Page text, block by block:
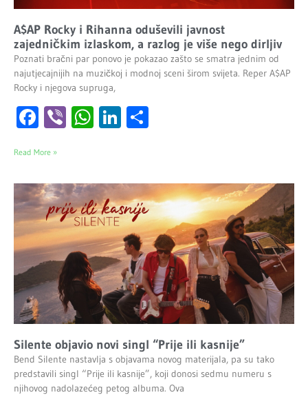
A$AP Rocky i Rihanna oduševili javnost
zajedničkim izlaskom, a razlog je više nego dirljiv
Poznati bračni par ponovo je pokazao zašto se smatra jednim od
najutjecajnijih na muzičkoj i modnoj sceni širom svijeta. Reper A$AP
Rocky i njegova supruga,
Facebook
ViberWhatsApp
LinkedIn
Read More »
Silente objavio novi singl “Prije ili kasnije”
Bend Silente nastavlja s objavama novog materijala, pa su tako
predstavili singl “Prije ili kasnije”, koji donosi sedmu numeru s
njihovog nadolazećeg petog albuma. Ova